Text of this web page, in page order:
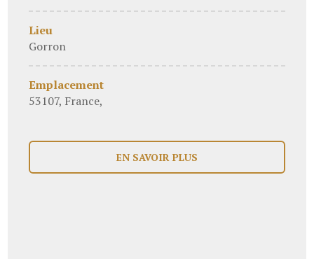
Lieu
Gorron
Emplacement
53107, France,
EN SAVOIR PLUS